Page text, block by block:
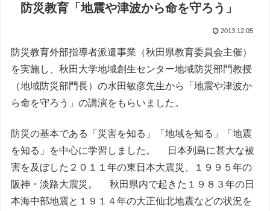
防災教育「地震や津波から命を守ろう」
2013.12.05
防災教育外部指導者派遣事業（秋田県教育委員会主催）
を実施し、秋田大学地域創生センター地域防災部門教授
（地域防災部門長）の水田敏彦先生から「地震や津波か
ら命を守ろう」の講演をもらいました。
防災の基本である「災害を知る」「地域を知る」「地震
を知る」を中心に学習しました。 日本列島に甚大な被
害を及ぼした２０１１年の東日本大震災、１９９５年の
阪神・淡路大震災。 秋田県内で起きた１９８３年の日
本海中部地震と１９１４年の大正仙北地震などの状況を